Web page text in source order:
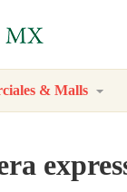
& Malls